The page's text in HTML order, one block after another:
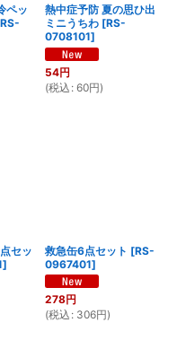
ペッ
RS-
熱中症予防 夏の思ひ出
ミニうちわ [RS-
0708101]
54円
(税込 : 60円)
セッ
]
救急缶6点セット [RS-
0967401]
278円
(税込 : 306円)